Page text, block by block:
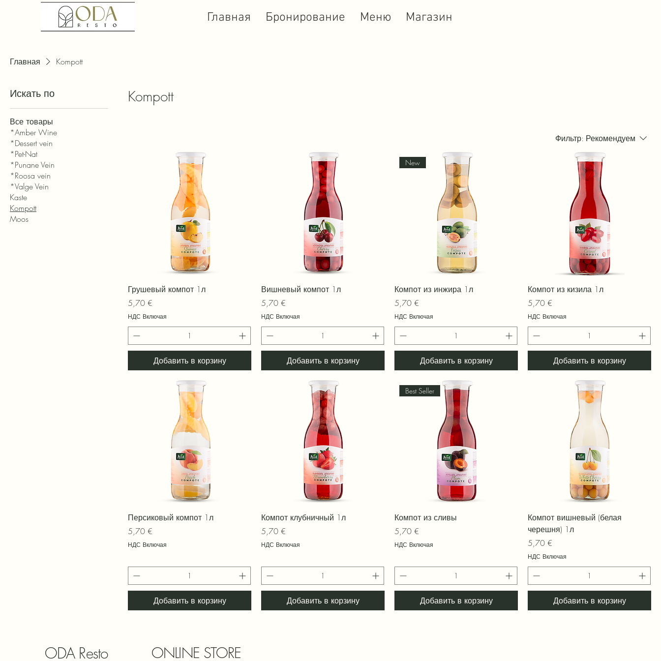
Главная Бронирование Меню Магазин
Главная Kompott
Искать по
Все товары
*Amber Wine
*Dessert vein
*Pet-Nat
*Punane Vein
*Roosa vein
*Valge Vein
Kaste
Kompott
Moos
Kompott
Фильтр: Рекомендуем
Быстрый просмотр
Грушевый компот 1л
Цена
5,70 €
НДС Включая
Добавить в корзину
Быстрый просмотр
Вишневый компот 1л
Цена
5,70 €
НДС Включая
Добавить в корзину
Быстрый просмотр
New
Компот из инжира 1л
Цена
5,70 €
НДС Включая
Добавить в корзину
Быстрый просмотр
Компот из кизила 1л
Цена
5,70 €
НДС Включая
Добавить в корзину
Быстрый просмотр
Персиковый компот 1л
Цена
5,70 €
НДС Включая
Добавить в корзину
Быстрый просмотр
Компот клубничный 1л
Цена
5,70 €
НДС Включая
Добавить в корзину
Быстрый просмотр
Best Seller
Компот из сливы
Цена
5,70 €
НДС Включая
Добавить в корзину
Быстрый просмотр
Компот вишневый (белая
черешня) 1л
Цена
5,70 €
НДС Включая
Добавить в корзину
ODA Resto ONLINE STORE